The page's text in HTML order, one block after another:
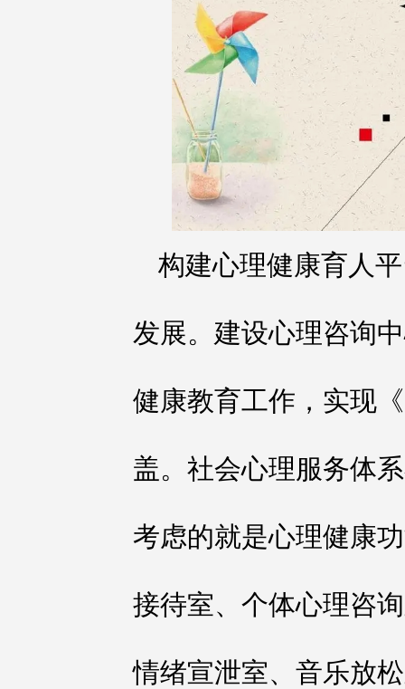
构建心理健康育人
发展。建设心理咨询
健康教育工作，实现
盖。社会心理服务体
考虑的就是心理健康
接待室、个体心理咨
情绪宣泄室、音乐放